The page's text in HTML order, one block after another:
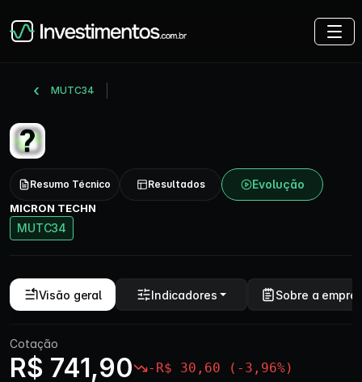
MUTC34
Resumo Técnico Resultados Evolução
MICRON TECHN
MUTC34
Visão geral Indicadores Sobre a
Cotação
R$ 741,90 -R$ 30,60 (-3,96%)